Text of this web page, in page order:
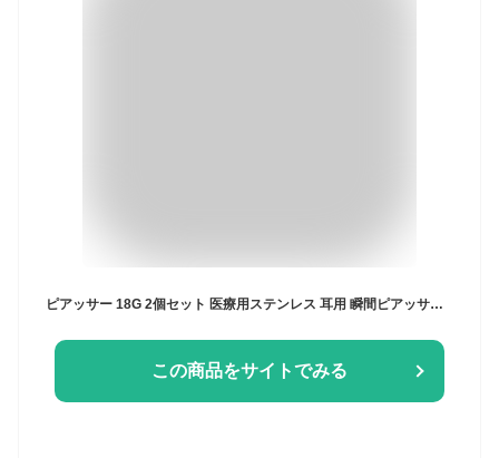
ピアッサー 18G 2個セット 医療用ステンレス 耳用 瞬間ピアッサー チタン 両耳用 ピアス 純チタン製 ボール ファーストピアス 純チタン ピアッシング 18ゲージ シルバー 凛 【両耳用・2個セット】
この商品をサイトでみる